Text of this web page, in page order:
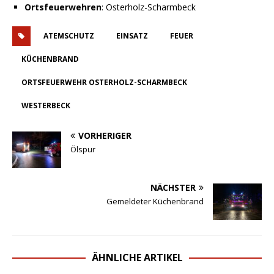
Ortsfeuerwehren: Osterholz-Scharmbeck
ATEMSCHUTZ EINSATZ FEUER
KÜCHENBRAND
ORTSFEUERWEHR OSTERHOLZ-SCHARMBECK
WESTERBECK
VORHERIGER
Ölspur
NÄCHSTER
Gemeldeter Küchenbrand
ÄHNLICHE ARTIKEL